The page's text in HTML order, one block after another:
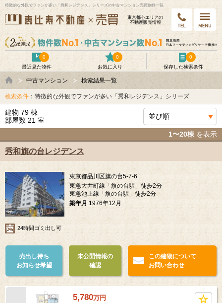
特徴的な外観でファンが多い「秀和レジデンス」シリーズの中古マンション売買物件一覧
東京都⼼エリアの
不動産販売情報
最近見た物件
0
お気に入り
0
保存した検索条件
0
中古マンション 検索結果一覧
検索条件 ：特徴的な外観でファンが多い「秀和レジデンス」シリーズ
建物 79 棟
部屋数 21 室
1〜20棟 を表示
秀和旗の台レジデンス
東京都品川区旗の台5-7-6
東急大井町線「旗の台駅」徒歩2分
東急池上線「旗の台駅」徒歩2分
築年月 1976年12月
24時間ゴミ出し可
売出し待ち
お知らせ希望
未公開情報の
確認
この建物について
お問い合わせ
5,780万円